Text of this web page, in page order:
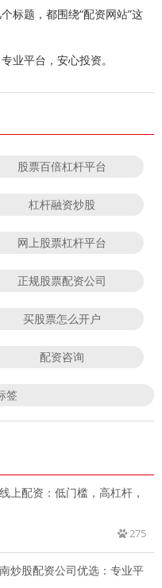
标题，都围绕“配资网站”这
业平台，安心投资。
股票百倍杠杆平台
杠杆融资炒股
网上股票杠杆平台
正规股票配资公司
买股票怎么开户
配资咨询
签
上配资：低门槛，高杠杆，
275